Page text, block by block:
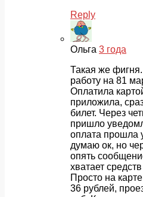
Reply
Ольга 3 года
Такая же
работу на 81
Оплатила
приложила,
билет. Через
пришло
оплата прошла
думаю ок, но
опять
хватает
Просто на
36 рублей,